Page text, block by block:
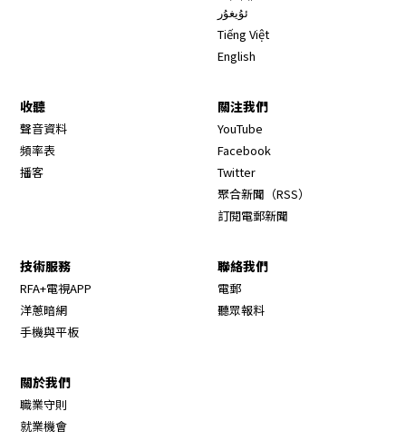
ئۇيغۇر
Tiếng Việt
English
收聽
聲音資料
頻率表
播客
關注我們
YouTube
Facebook
Twitter
聚合新聞（RSS）
訂閱電郵新聞
技術服務
RFA+電視APP
洋蔥暗網
手機與平板
聯絡我們
電郵
聽眾報料
關於我們
職業守則
就業機會